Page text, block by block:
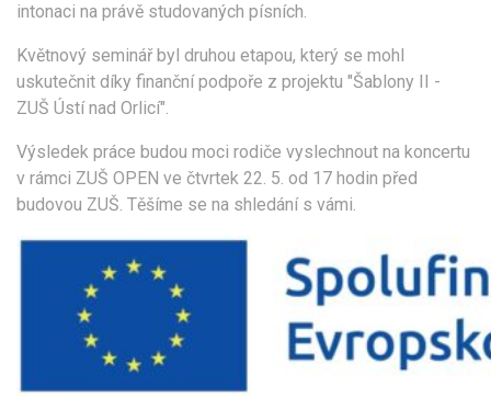
intonaci na právě studovaných písních.
Květnový seminář byl druhou etapou, který se mohl
uskutečnit díky finanční podpoře z projektu "Šablony II -
ZUŠ Ústí nad Orlicí".
Výsledek práce budou moci rodiče vyslechnout na koncertu
v rámci ZUŠ OPEN ve čtvrtek 22. 5. od 17 hodin před
budovou ZUŠ. Těšíme se na shledání s vámi.